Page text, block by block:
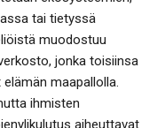
tai tietyssä
muodostuu
jonka toisiinsa
maapallolla.
ihmisten
aiheuttavat